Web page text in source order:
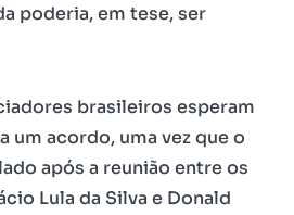
poderia, em tese, ser
brasileiros esperam
um acordo, uma vez que o
após a reunião entre os
Lula da Silva e Donald